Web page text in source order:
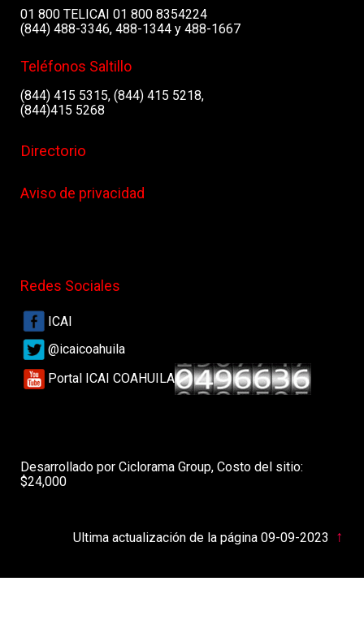
01 800 TELICAI 01 800 8354224
(844) 488-3346, 488-1344 y 488-1667
Teléfonos Saltillo
(844) 415 5315, (844) 415 5218,
(844)415 5268
Directorio
Aviso de privacidad
Redes Sociales
ICAI
@icaicoahuila
Portal ICAI COAHUILA
Desarrollado por Ciclorama Group, Costo del sitio:
$24,000
Ultima actualización de la página 09-09-2023 ↑